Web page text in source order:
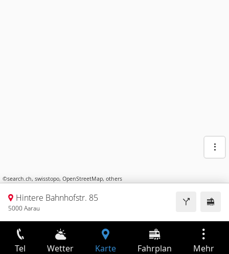
©search.ch, swisstopo, OpenStreetMap, others
Hintere Bahnhofstr. 85
5000 Aarau
Tel Wetter Karte Fahrplan Mehr